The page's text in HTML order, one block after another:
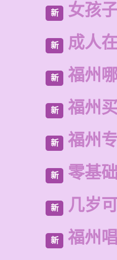
新 女孩
新 成人
新 福州
新 福州
新 福州
新 零基
新 几岁
新 福州